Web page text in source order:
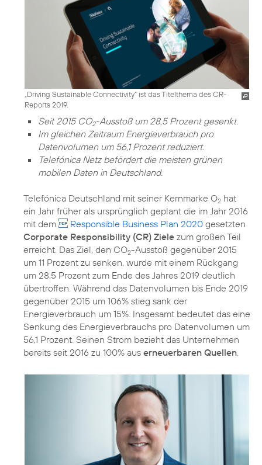
„Driving Sustainable Connectivity“ ist das Titelthema des CR-
Reports 2019.
Seit 2015 CO2-Ausstoß um 28,5 Prozent gesenkt.
Im gleichen Zeitraum Energieverbrauch pro
Datenvolumen um 56,1 Prozent reduziert.
Telefónica Netz befördert die meisten grünen
mobilen Daten in Deutschland.
Telefónica Deutschland mit seiner Kernmarke O2 hat
ein Jahr früher als ursprünglich geplant die im Jahr 2016
mit dem
Responsible Business Plan 2020 gesetzten
Corporate Responsibility (CR) Ziele zum großen Teil
erreicht. Das Ziel, den CO2-Ausstoß gegenüber 2015
um 11 Prozent zu senken, wurde mit einem Rückgang
um 28,5 Prozent zum Ende des Jahres 2019 deutlich
übertroffen. Während das Datenvolumen bis Ende 2019
gegenüber 2015 um 106% stieg sank der
Energieverbrauch um 15%. Insgesamt bedeutet das eine
Senkung des Energieverbrauchs pro Datenvolumen um
56,1 Prozent. Seinen Strom bezieht das Unternehmen
bereits seit 2016 zu 100% aus erneuerbaren Quellen